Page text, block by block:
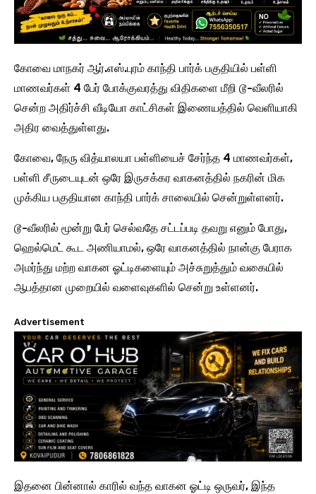
​கோவை மாநகர் ஆர்.எஸ்.புரம் காந்தி பார்க் பகுதியில் பள்ளி
மாணவர்கள் 4 பேர் போக்குவரத்து விதிகளை மீறி டூ-வீலரில்
சென்ற அதிர்ச்சி வீடியோ காட்சிகள் இணையத்தில் வெளியாகி
அதிர வைத்துள்ளது.
கோவை, நேரு வித்யாலயா பள்ளியைச் சேர்ந்த 4 மாணவர்கள்,
பள்ளி சீருடையுடன் ஒரே இருசக்கர வாகனத்தில் நகரின் மிக
முக்கிய பகுதியான காந்தி பார்க் சாலையில் சென்றுள்ளனர்.
டூ-வீலரில் மூன்று பேர் செல்வதே சட்டப்படி தவறு எனும் போது,
ஹெல்மெட் கூட அணியாமல், ஒரே வாகனத்தில் நான்கு பேராக
அமர்ந்து மற்ற வாகன ஓட்டிகளையும் அச்சுறுத்தும் வகையில்
ஆபத்தான முறையில் வளைவுகளில் சென்று உள்ளனர்.
Advertisement
இதனை ​பின்னால் காரில் வந்த வாகன ஓட்டி ஒருவர், இந்த